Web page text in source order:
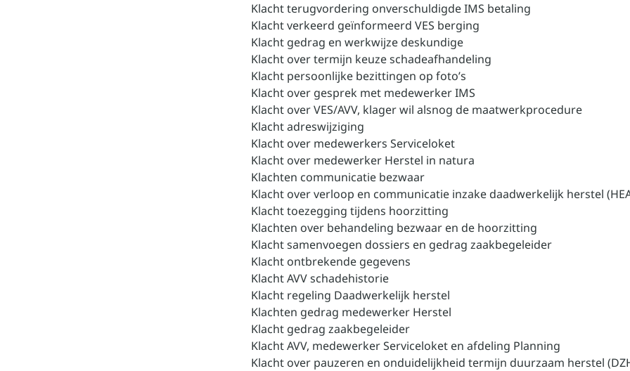
Klacht terugvordering onverschuldigde IMS betaling
Klacht verkeerd geïnformeerd VES berging
Klacht gedrag en werkwijze deskundige
Klacht over termijn keuze schadeafhandeling
Klacht persoonlijke bezittingen op foto’s
Klacht over gesprek met medewerker IMS
Klacht over VES/AVV, klager wil alsnog de maatwerkprocedure
Klacht adreswijziging
Klacht over medewerkers Serviceloket
Klacht over medewerker Herstel in natura
Klachten communicatie bezwaar
Klacht over verloop en communicatie inzake daadwerkelijk herstel
Klacht toezegging tijdens hoorzitting
Klachten over behandeling bezwaar en de hoorzitting
Klacht samenvoegen dossiers en gedrag zaakbegeleider
Klacht ontbrekende gegevens
Klacht AVV schadehistorie
Klacht regeling Daadwerkelijk herstel
Klachten gedrag medewerker Herstel
Klacht gedrag zaakbegeleider
Klacht AVV, medewerker Serviceloket en afdeling Planning
Klacht over pauzeren en onduidelijkheid termijn duurzaam herstel